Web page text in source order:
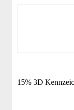
15% 3D